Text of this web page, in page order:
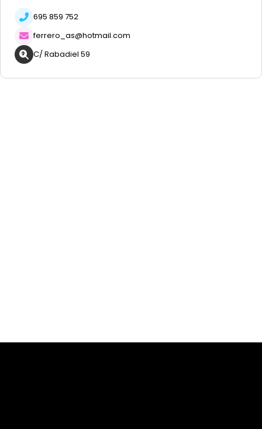
695 859 752
ferrero_as@hotmail.com
C/ Rabadiel 59